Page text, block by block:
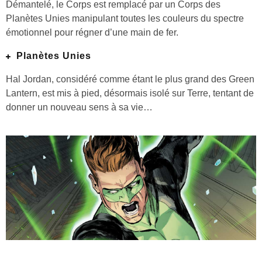
Démantelé, le Corps est remplacé par un Corps des
Planètes Unies manipulant toutes les couleurs du spectre
émotionnel pour régner d’une main de fer.
Planètes Unies
Hal Jordan, considéré comme étant le plus grand des Green
Lantern, est mis à pied, désormais isolé sur Terre, tentant de
donner un nouveau sens à sa vie…